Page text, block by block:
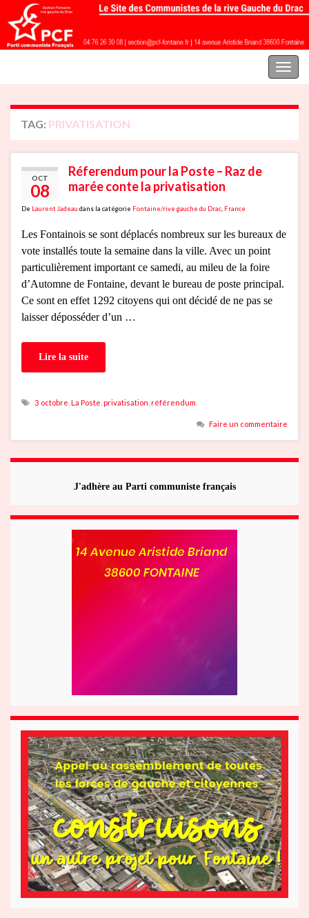
Toggle
TAG: PRIVATISATION
OCT
08
Réferendum pour la Poste – Raz de
marée conte la privatisation
De Laurent Jadeau dans la catégorie Fontaine/rive gauche du Drac France
Les Fontainois se sont déplacés nombreux sur les bureaux de
vote installés toute la semaine dans la ville. Avec un point
particulièrement important ce samedi, au mileu de la foire
d’Automne de Fontaine, devant le bureau de poste principal.
Ce sont en effet 1292 citoyens qui ont décidé de ne pas se
laisser déposséder d’un …
Lire la suite
3 octobre La Poste privatisation référendum
Faire un commentaire
J'adhère au Parti communiste français